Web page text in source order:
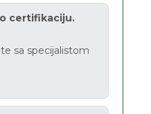
certifikaciju.
sa specijalistom